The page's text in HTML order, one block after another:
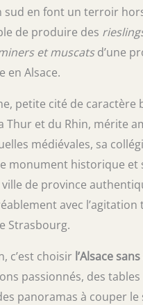
sud en font un terroir
de produire des
et muscatsd’une
en Alsace.
petite cité de caractère
Thur et du Rhin, mérite
médiévales, sa
monument historique et
de province
avec
Strasbourg.
c’est choisir l’Alsace
passionnés, des tables
panoramas à couper